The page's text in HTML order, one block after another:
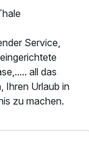
Service,
all das
Ihren Urlaub in
zu machen.